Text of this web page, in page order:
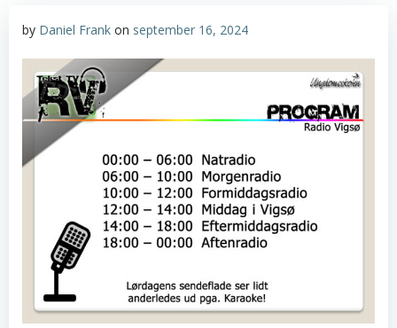
by Daniel Frank on september 16, 2024